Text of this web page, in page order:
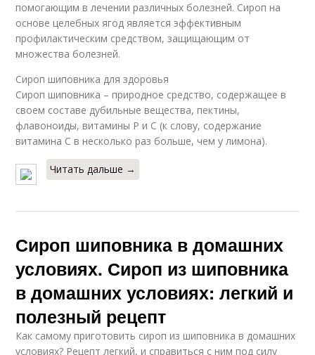
помогающим в лечении различных болезней. Сироп на
основе целебных ягод является эффективным
профилактическим средством, защищающим от
множества болезней.
Сироп шиповника для здоровья
Сироп шиповника – природное средство, содержащее в
своем составе дубильные вещества, пектины,
флавоноиды, витамины Р и С (к слову, содержание
витамина С в несколько раз больше, чем у лимона).
Читать дальше →
Сироп шиповника в домашних
условиях. Сироп из шиповника
в домашних условиях: легкий и
полезный рецепт
Как самому приготовить сироп из шиповника в домашних
условиях? Рецепт легкий, и справиться с ним под силу